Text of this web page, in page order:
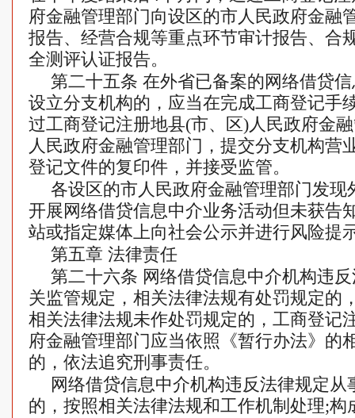
府金融管理部门向设区的市人民政府金融
报告、经营合规等重点环节审计报告、合
全测评认证报告。
第二十五条 在外省已备案的网络借贷
设立分支机构的，应当在完成工商登记手
过工商登记注册地县(市、区)人民政府金
人民政府金融管理部门，提交分支机构营
登记文件的复印件，并接受监管。
各设区的市人民政府金融管理部门发现
开展网络借贷信息中介业务活动但未获告
站或指定媒体上向社会公示并进行风险提
第五章 法律责任
第二十六条 网络借贷信息中介机构违
关监管规定，相关法律法规有处罚规定的
相关法律法规未作处罚规定的，工商登记
府金融管理部门应当依照《暂行办法》的
的，依法追究刑事责任。
网络借贷信息中介机构违反法律规定
的，按照相关法律法规和工作机制处理;构